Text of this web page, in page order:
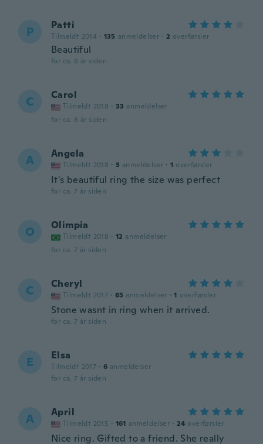
P Patti
Tilmeldt 2014 · 135 anmeldelser · 2 overførsler
Beautiful
for ca. 6 år siden
C Carol
Tilmeldt 2018 · 33 anmeldelser
for ca. 6 år siden
A Angela
Tilmeldt 2018 · 3 anmeldelser · 1 overførsler
It's beautiful ring the size was perfect
for ca. 7 år siden
O Olimpia
Tilmeldt 2018 · 12 anmeldelser
for ca. 7 år siden
C Cheryl
Tilmeldt 2017 · 65 anmeldelser · 1 overførsler
Stone wasnt in ring when it arrived.
for ca. 7 år siden
E Elsa
Tilmeldt 2017 · 6 anmeldelser
for ca. 7 år siden
A April
Tilmeldt 2015 · 161 anmeldelser · 24 overførsler
Nice ring. Gifted to a friend. She really